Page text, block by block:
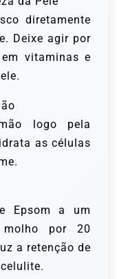
diretamente
Deixe agir por
vitaminas e
logo pela
as células
Epsom a um
por 20
a retenção de